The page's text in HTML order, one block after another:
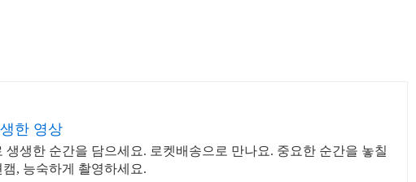
한 영상
생생한 순간을 담으세요. 로켓배송으로 만나요. 중요한 순간을 놓칠
, 능숙하게 촬영하세요.